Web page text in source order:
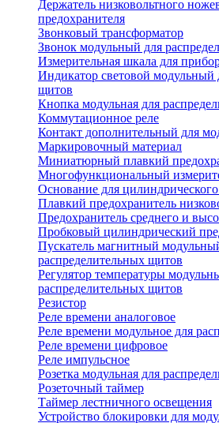
Держатель низковольтного
предохранителя
Звонковый трансформатор
Звонок модульный для
Измерительная шкала для
Индикатор световой модульный
щитов
Кнопка модульная для
Коммутационное реле
Контакт дополнительный для
Маркировочный материал
Миниатюрный плавкий
Многофункциональный
Основание для
Плавкий предохранитель
Предохранитель среднего и
Пробковый цилиндрический
Пускатель магнитный
распределительных щитов
Регулятор температуры
распределительных щитов
Резистор
Реле времени аналоговое
Реле времени модульное для
Реле времени цифровое
Реле импульсное
Розетка модульная для
Розеточный таймер
Таймер лестничного освещения
Устройство блокировки для